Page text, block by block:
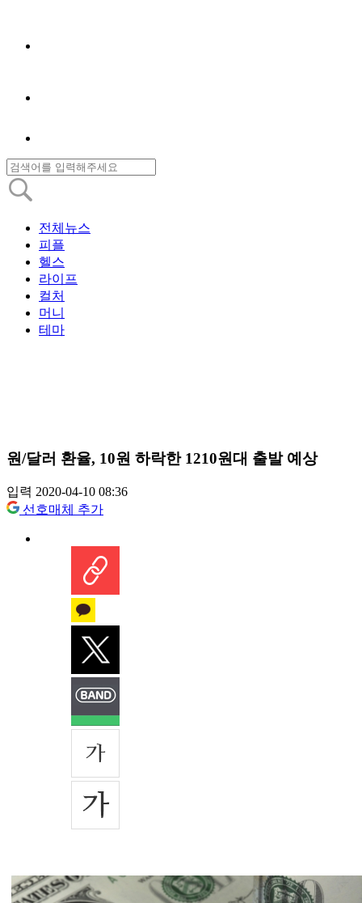
전체뉴스
피플
헬스
라이프
컬처
머니
테마
원/달러 환율, 10원 하락한 1210원대 출발 예상
입력 2020-04-10 08:36
선호매체 추가